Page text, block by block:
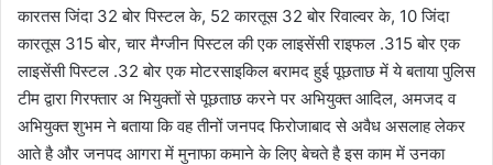
कारतस जिंदा 32 बोर पिस्टल के, 52 कारतूस 32 बोर रिवाल्वर के, 10 जिंदा
कारतूस 315 बोर, चार मैग्जीन पिस्टल की एक लाइसेंसी राइफल .315 बोर एक
लाइसेंसी पिस्टल .32 बोर एक मोटरसाइकिल बरामद हुई पूछताछ में ये बताया पुलिस
टीम द्वारा गिरफ्तार अ भियुक्तों से पूछताछ करने पर अभियुक्त आदिल, अमजद व
अभियुक्त शुभम ने बताया कि वह तीनों जनपद फिरोजाबाद से अवैध असलाह लेकर
आते है और जनपद आगरा में मुनाफा कमाने के लिए बेचते है इस काम में उनका